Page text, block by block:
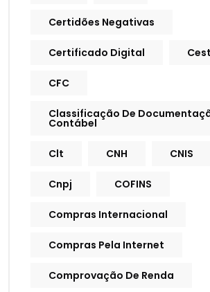
Certidões Negativas
Certificado Digital
CFC
Classificação De
Contábel
Clt CNH CNIS
Cnpj COFINS
Compras Internacional
Compras Pela Internet
Comprovação De Renda